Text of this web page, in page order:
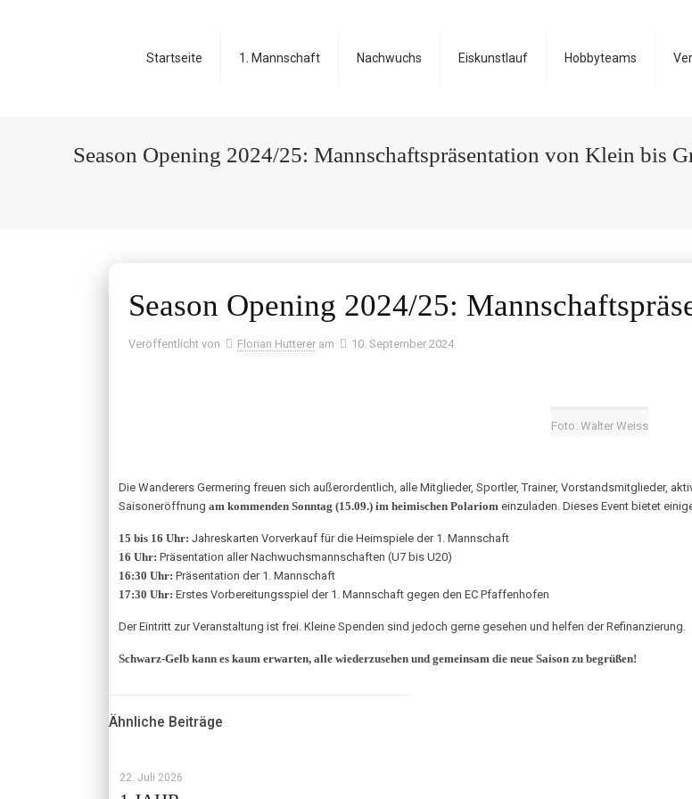
Startseite 1. Mannschaft Nachwuchs Eiskunstlauf Hobbyteams
Season Opening 2024/25: Mannschaftspräsentation von Klein bis
Season Opening 2024/25:
Veröffentlicht von Florian Hutterer am 10. September 2024
Foto: Walter Weiss
Die Wanderers Germering freuen sich außerordentlich, alle Mitglieder, Sportler, Trainer, Vorstandsmitglieder,
Saisoneröffnung am kommenden Sonntag (15.09.) im heimischen Polariom einzuladen. Dieses Event bietet
15 bis 16 Uhr: Jahreskarten Vorverkauf für die Heimspiele der 1. Mannschaft
16 Uhr: Präsentation aller Nachwuchsmannschaften (U7 bis U20)
16:30 Uhr: Präsentation der 1. Mannschaft
17:30 Uhr: Erstes Vorbereitungsspiel der 1. Mannschaft gegen den EC Pfaffenhofen
Der Eintritt zur Veranstaltung ist frei. Kleine Spenden sind jedoch gerne gesehen und helfen der Refinanzierung.
Schwarz-Gelb kann es kaum erwarten, alle wiederzusehen und gemeinsam die neue Saison zu begrüßen!
Ähnliche Beiträge
22. Juli 2026